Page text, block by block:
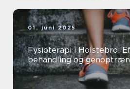
01. juni 2025
Fysioterapi i Holstebro:
behandling og